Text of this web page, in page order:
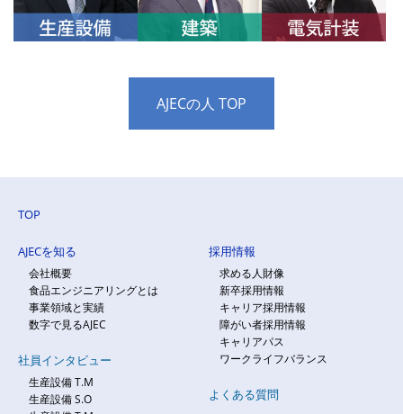
AJECの人 TOP
TOP
AJECを知る
会社概要
食品エンジニアリングとは
事業領域と実績
数字で見るAJEC
社員インタビュー
生産設備 T.M
生産設備 S.O
採用情報
求める人財像
新卒採用情報
キャリア採用情報
障がい者採用情報
キャリアパス
ワークライフバランス
よくある質問